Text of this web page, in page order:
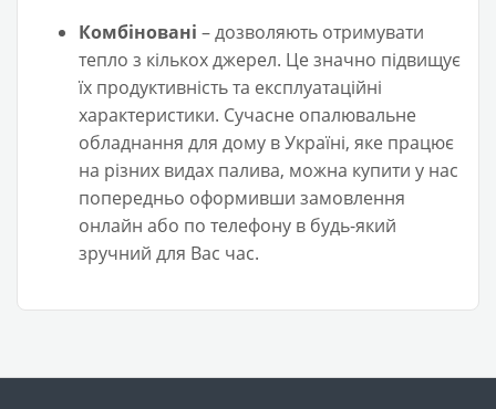
Комбіновані – дозволяють отримувати
тепло з кількох джерел. Це значно підвищує
їх продуктивність та експлуатаційні
характеристики. Сучасне опалювальне
обладнання для дому в Україні, яке працює
на різних видах палива, можна купити у нас
попередньо оформивши замовлення
онлайн або по телефону в будь-який
зручний для Вас час.